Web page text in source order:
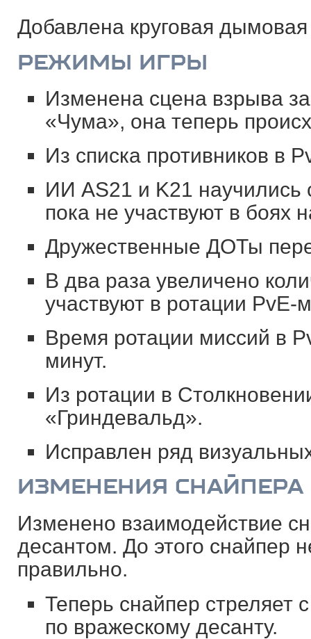
Добавлена круговая дымовая
РЕЖИМЫ ИГРЫ
Изменена сцена взрыва
«Чума», она теперь
Из списка противников в
ИИ AS21 и K21 научились
пока не участвуют в боях
Дружественные ДОТы
В два раза увеличено
участвуют в ротации PvE-
Время ротации миссий в
минут.
Из ротации в
«Гриндевальд».
Исправлен ряд
ИЗМЕНЕНИЯ СНАЙПЕРА
Изменено взаимодействие
десантом. До этого снайпер
правильно.
Теперь снайпер стреляет
по вражескому десанту.